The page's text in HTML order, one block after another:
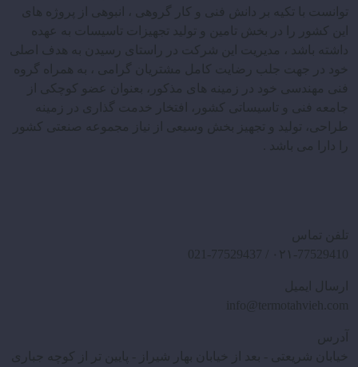
توانست با تکیه بر دانش فنی و کار گروهی ، انبوهی از پروژه های
این کشور را در بخش تامین و تولید تجهیزات تاسیسات به عهده
داشته باشد ، مدیریت این شرکت در راستای رسیدن به هدف اصلی
خود در جهت جلب رضایت کامل مشتریان گرامی ، به همراه گروه
فنی مهندسی خود در زمینه های مذکور، بعنوان عضو کوچکی از
جامعه فنی و تاسیساتی کشور، افتخار خدمت گذاری در زمینه
طراحی، تولید و تجهیز بخش وسیعی از نیاز مجموعه صنعتی کشور
را دارا می باشد .
تلفن تماس
۰۲۱-77529410 / 021-77529437
ارسال ایمیل
info@termotahvieh.com
آدرس
خیابان شریعتی - بعد از خیابان بهار شیراز - پایین تر از کوچه جباری